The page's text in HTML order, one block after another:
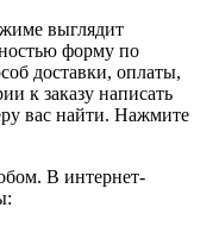
выглядит
форму по
доставки, оплаты,
к заказу написать
вас найти. Нажмите
В интернет-